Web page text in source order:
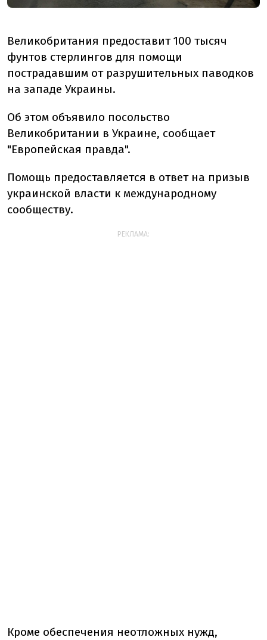
Великобритания предоставит 100 тысяч
фунтов стерлингов для помощи
пострадавшим от разрушительных паводков
на западе Украины.
Об этом объявило посольство
Великобритании в Украине, сообщает
"Европейская правда".
Помощь предоставляется в ответ на призыв
украинской власти к международному
сообществу.
РЕКЛАМА:
Кроме обеспечения неотложных нужд,